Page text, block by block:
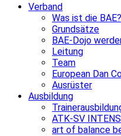
Verband
Was ist die BAE?
Grundsätze
BAE-Dojo
Leitung
Team
European Dan
Ausrüster
Ausbildung
ATK-SV
art of balance